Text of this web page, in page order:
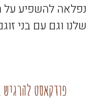
פודקאסט להרגיש
נפלאה להשפיע על
שלנו וגם עם בני